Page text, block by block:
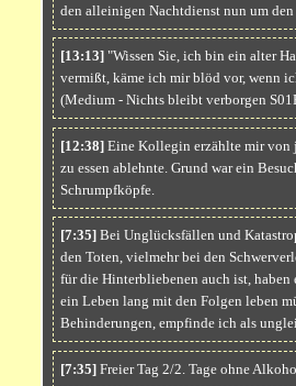
den alleinigen Nachtdienst nun um den
[13:13]"Wissen Sie, ich bin ein alter
vermißt, käme ich mir blöd vor, wenn
(Medium - Nichts bleibt verborgen
[12:38]Eine Kollegin erzählte mir von
zu essen ablehnte. Grund war ein
Schrumpfköpfe.
[7:35]Bei Unglücksfällen und
den Toten, vielmehr bei den
für die Hinterbliebenen auch ist,
ein Leben lang mit den Folgen leben
Behinderungen, empfinde ich als
[7:35]Freier Tag 2/2. Tage ohne